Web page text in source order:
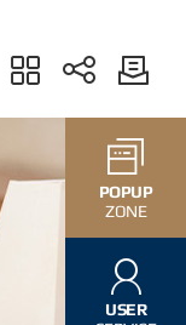
POPUP
ZONE
USER